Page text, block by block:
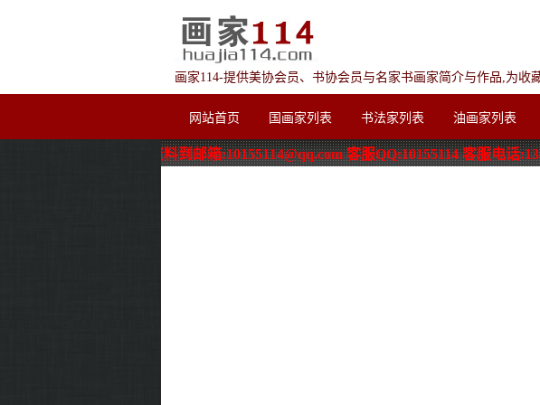
画家114-提供美协会员、书协会员与名家书画家简介与作品,为收
网站首页 国画家列表 书法家列表 油画家列表
家新加入,请发资料到邮箱:10155114@qq.com 客服QQ:10155114 客服电话